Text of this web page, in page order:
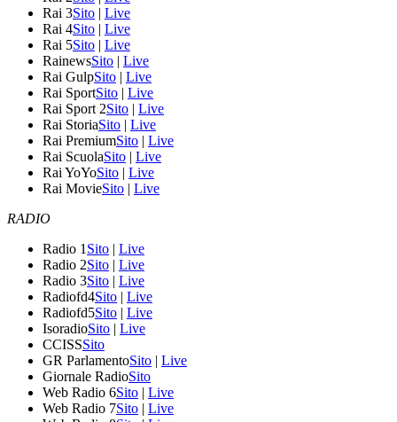
Rai 3Sito | Live
Rai 4Sito | Live
Rai 5Sito | Live
RainewsSito | Live
Rai GulpSito | Live
Rai SportSito | Live
Rai Sport 2Sito | Live
Rai StoriaSito | Live
Rai PremiumSito | Live
Rai ScuolaSito | Live
Rai YoYoSito | Live
Rai MovieSito | Live
RADIO
Radio 1 Sito | Live
Radio 2Sito | Live
Radio 3Sito | Live
Radiofd4Sito | Live
Radiofd5Sito | Live
IsoradioSito | Live
CCISSSito
GR ParlamentoSito | Live
Giornale RadioSito
Web Radio 6Sito | Live
Web Radio 7Sito | Live